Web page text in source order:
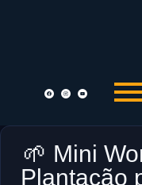
🌱 Mini
Plantação